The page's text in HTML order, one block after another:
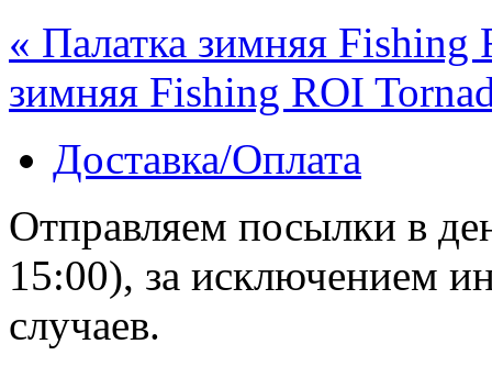
« Палатка зимняя
зимняя Fishing ROI
Доставка/Оплата
Отправляем посылки в
15:00), за исключением
случаев.